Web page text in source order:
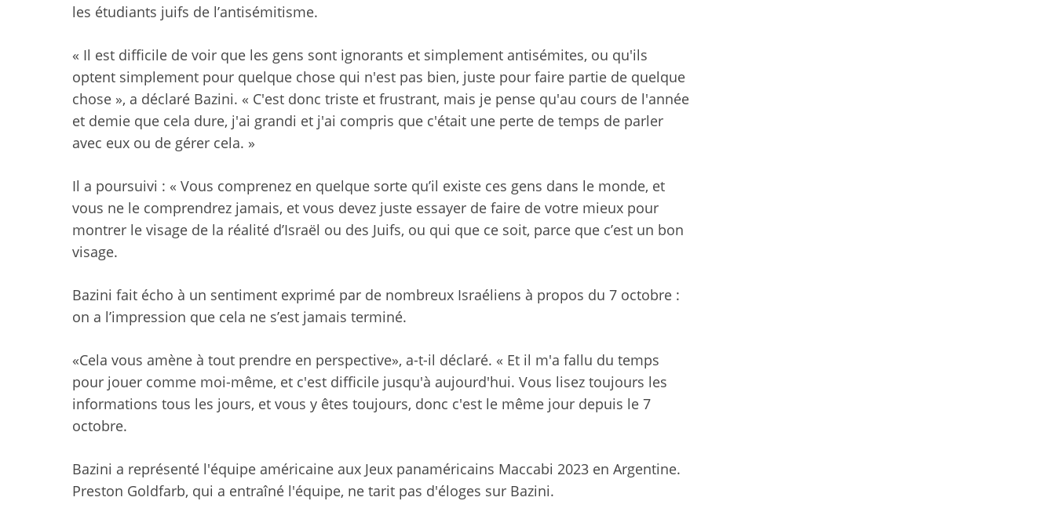
les étudiants juifs de l’antisémitisme.
« Il est difficile de voir que les gens sont ignorants et simplement antisémites, ou qu'ils
optent simplement pour quelque chose qui n'est pas bien, juste pour faire partie de quelque
chose », a déclaré Bazini. « C'est donc triste et frustrant, mais je pense qu'au cours de l'année
et demie que cela dure, j'ai grandi et j'ai compris que c'était une perte de temps de parler
avec eux ou de gérer cela. »
Il a poursuivi : « Vous comprenez en quelque sorte qu’il existe ces gens dans le monde, et
vous ne le comprendrez jamais, et vous devez juste essayer de faire de votre mieux pour
montrer le visage de la réalité d’Israël ou des Juifs, ou qui que ce soit, parce que c’est un bon
visage.
Bazini fait écho à un sentiment exprimé par de nombreux Israéliens à propos du 7 octobre :
on a l’impression que cela ne s’est jamais terminé.
«Cela vous amène à tout prendre en perspective», a-t-il déclaré. « Et il m'a fallu du temps
pour jouer comme moi-même, et c'est difficile jusqu'à aujourd'hui. Vous lisez toujours les
informations tous les jours, et vous y êtes toujours, donc c'est le même jour depuis le 7
octobre.
Bazini a représenté l'équipe américaine aux Jeux panaméricains Maccabi 2023 en Argentine.
Preston Goldfarb, qui a entraîné l'équipe, ne tarit pas d'éloges sur Bazini.